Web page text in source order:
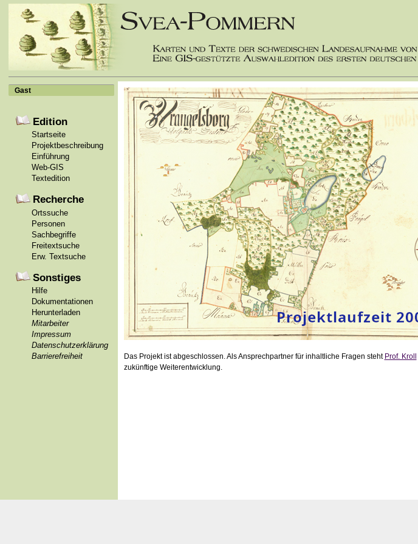
Das Projekt ist abgeschlossen. Als Ansprechpartner für inhaltliche Fragen steht Prof. Kroll
zukünftige Weiterentwicklung.
Gast
Edition
Startseite
Projektbeschreibung
Einführung
Web-GIS
Textedition
Recherche
Ortssuche
Personen
Sachbegriffe
Freitextsuche
Erw. Textsuche
Sonstiges
Hilfe
Dokumentationen
Herunterladen
Mitarbeiter
Impressum
Datenschutzerklärung
Barrierefreiheit